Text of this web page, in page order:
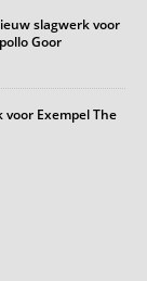
slagwerk voor
Goor
voor Exempel The